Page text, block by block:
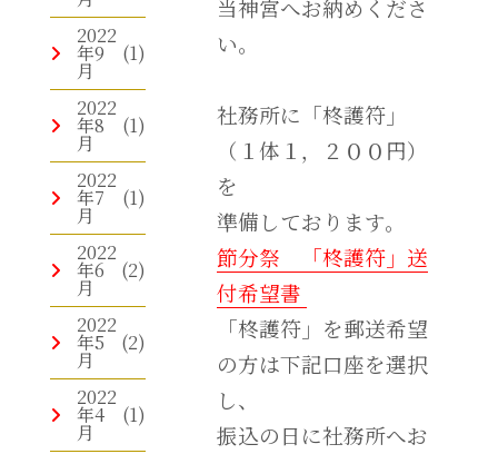
2022
年9
月
(1)
2022
年8
月
(1)
2022
年7
月
(1)
2022
年6
月
(2)
2022
年5
月
(2)
2022
年4
月
(1)
当神宮へお納めくださ
い。
社務所に「柊護符」
（１体１，２００円）
を
準備しております。
節分祭 「柊護符」送
付希望書
「柊護符」を郵送希望
の方は下記口座を選択
し、
振込の日に社務所へお